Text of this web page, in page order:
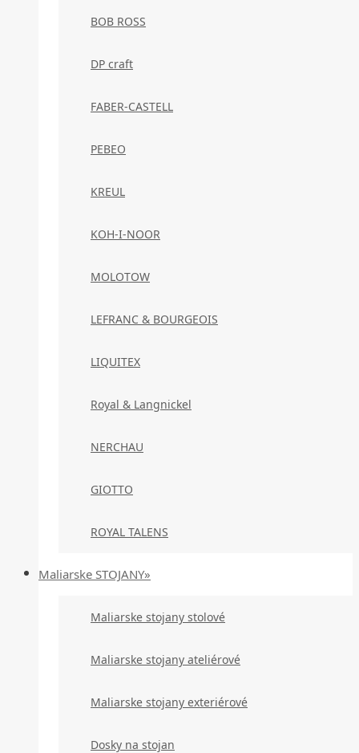
BOB ROSS
DP craft
FABER-CASTELL
PEBEO
KREUL
KOH-I-NOOR
MOLOTOW
LEFRANC & BOURGEOIS
LIQUITEX
Royal & Langnickel
NERCHAU
GIOTTO
ROYAL TALENS
Maliarske STOJANY»
Maliarske stojany stolové
Maliarske stojany ateliérové
Maliarske stojany exteriérové
Dosky na stojan